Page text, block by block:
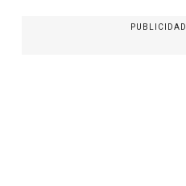
PUBLICIDAD